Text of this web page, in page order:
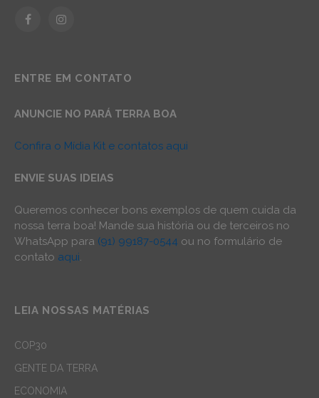
FacebookInstagram
ENTRE EM CONTATO
ANUNCIE NO PARÁ TERRA BOA
Confira o Mídia Kit e contatos aqui
ENVIE SUAS IDEIAS
Queremos conhecer bons exemplos de quem cuida da
nossa terra boa! Mande sua história ou de terceiros no
WhatsApp para (91) 99187-0544 ou no formulário de
contato aqui.
LEIA NOSSAS MATÉRIAS
COP30
GENTE DA TERRA
ECONOMIA